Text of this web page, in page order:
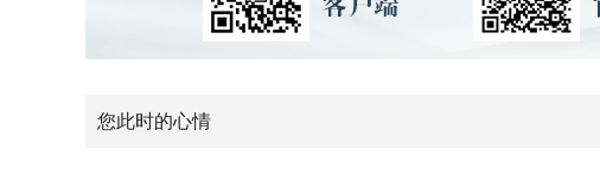
您此时的心情